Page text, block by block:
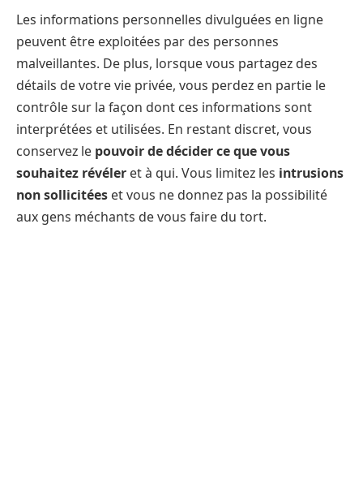
Les informations personnelles divulguées en ligne
peuvent être exploitées par des personnes
malveillantes. De plus, lorsque vous partagez des
détails de votre vie privée, vous perdez en partie le
contrôle sur la façon dont ces informations sont
interprétées et utilisées. En restant discret, vous
conservez le pouvoir de décider ce que vous
souhaitez révéler et à qui. Vous limitez les intrusions
non sollicitées et vous ne donnez pas la possibilité
aux gens méchants de vous faire du tort.